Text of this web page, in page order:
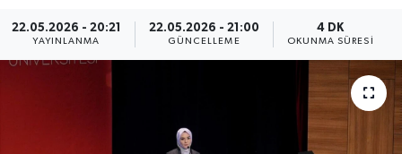
22.05.2026 - 20:21
YAYINLANMA
22.05.2026 - 21:00
GÜNCELLEME
4 DK
OKUNMA SÜRESI
SAĞLIK
SİYASET